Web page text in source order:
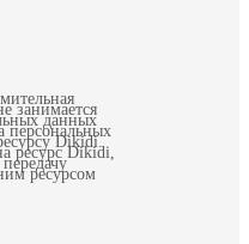
занимается
данных
персональных
Dikidi.
ресурс Dikidi,
ресурсом